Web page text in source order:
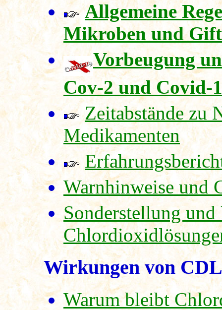
Allgemeine
Mikroben und
Vorbeugung
Cov-2 und Covid-
Zeitabstände zu
Medikamenten
Warnhinweise und
Sonderstellung
Wirkungen von CDL
Warum bleibt